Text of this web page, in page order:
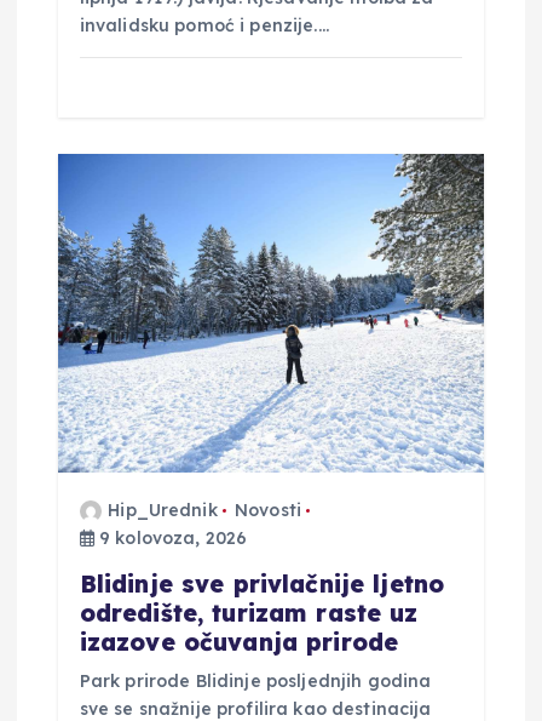
invalidsku pomoć i penzije.…
Hip_Urednik
Novosti
9 kolovoza, 2026
Blidinje sve privlačnije ljetno
odredište, turizam raste uz
izazove očuvanja prirode
Park prirode Blidinje posljednjih godina
sve se snažnije profilira kao destinacija